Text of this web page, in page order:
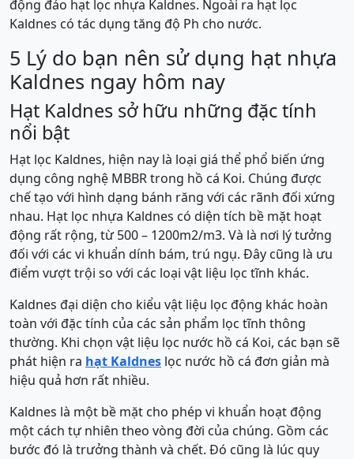
động đảo hạt lọc nhựa Kaldnes. Ngoài ra hạt lọc
Kaldnes có tác dụng tăng độ Ph cho nước.
5 Lý do bạn nên sử dụng hạt nhựa
Kaldnes ngay hôm nay
Hạt Kaldnes sở hữu những đặc tính
nổi bật
Hạt lọc Kaldnes, hiện nay là loại giá thể phổ biến ứng
dụng công nghệ MBBR trong hồ cá Koi. Chúng được
chế tạo với hình dạng bánh răng với các rãnh đối xứng
nhau. Hạt lọc nhựa Kaldnes có diện tích bề mặt hoạt
động rất rộng, từ 500 – 1200m2/m3. Và là nơi lý tưởng
đối với các vi khuẩn dính bám, trú ngụ. Đây cũng là ưu
điểm vượt trội so với các loại vật liệu lọc tĩnh khác.
Kaldnes đại diện cho kiểu vật liệu lọc động khác hoàn
toàn với đặc tính của các sản phẩm lọc tĩnh thông
thường. Khi chọn vật liệu lọc nước hồ cá Koi, các bạn sẽ
phát hiện ra hạt Kaldnes lọc nước hồ cá đơn giản mà
hiệu quả hơn rất nhiều.
Kaldnes là một bề mặt cho phép vi khuẩn hoạt động
một cách tự nhiên theo vòng đời của chúng. Gồm các
bước đó là trưởng thành và chết. Đó cũng là lúc quy